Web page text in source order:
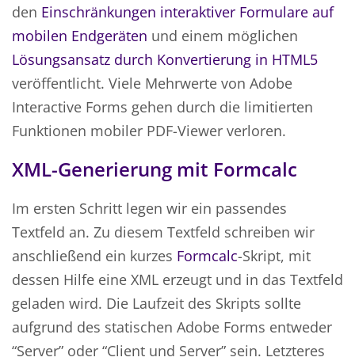
den Einschränkungen interaktiver Formulare auf
mobilen Endgeräten und einem möglichen
Lösungsansatz durch Konvertierung in HTML5
veröffentlicht. Viele Mehrwerte von Adobe
Interactive Forms gehen durch die limitierten
Funktionen mobiler PDF-Viewer verloren.
XML-Generierung mit Formcalc
Im ersten Schritt legen wir ein passendes
Textfeld an. Zu diesem Textfeld schreiben wir
anschließend ein kurzes Formcalc-Skript, mit
dessen Hilfe eine XML erzeugt und in das Textfeld
geladen wird. Die Laufzeit des Skripts sollte
aufgrund des statischen Adobe Forms entweder
“Server” oder “Client und Server” sein. Letzteres